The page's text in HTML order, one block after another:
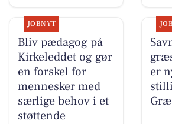
JOBNYT
Bliv pædagog på
Kirkeleddet og gør
en forskel for
mennesker med
særlige behov i et
støttende
er